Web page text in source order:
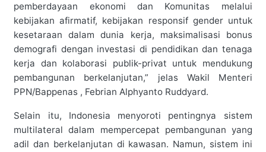
pemberdayaan ekonomi dan Komunitas melalui
kebijakan afirmatif, kebijakan responsif gender untuk
kesetaraan dalam dunia kerja, maksimalisasi bonus
demografi dengan investasi di pendidikan dan tenaga
kerja dan kolaborasi publik-privat untuk mendukung
pembangunan berkelanjutan,” jelas Wakil Menteri
PPN/Bappenas , Febrian Alphyanto Ruddyard.
Selain itu, Indonesia menyoroti pentingnya sistem
multilateral dalam mempercepat pembangunan yang
adil dan berkelanjutan di kawasan. Namun, sistem ini